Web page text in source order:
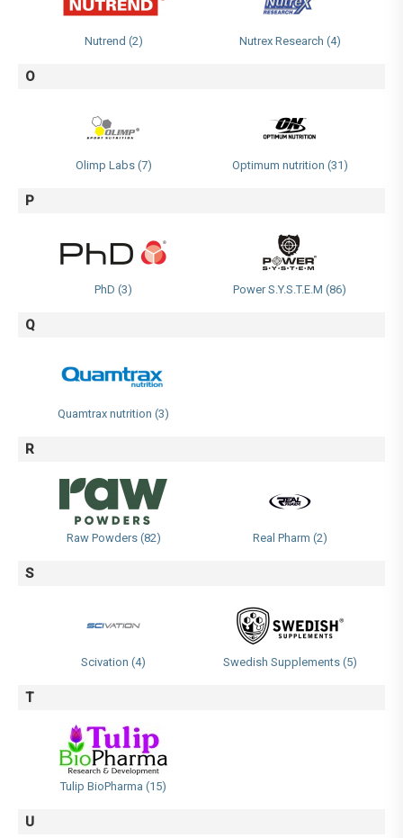
Nutrend (2) Nutrex Research (4)
O
Olimp Labs (7) Optimum nutrition (31)
P
PhD (3) Power S.Y.S.T.E.M (86)
Q
Quamtrax nutrition (3)
R
Raw Powders (82) Real Pharm (2)
S
Scivation (4) Swedish Supplements (5)
T
Tulip BioPharma (15)
U